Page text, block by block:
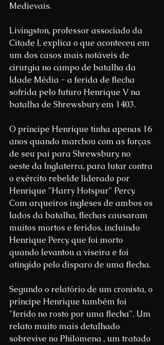
Medievais.
Livingston, professor associado da
Citade l, explica o que aconteceu em
um dos casos mais notáveis ​​de
cirurgia no campo de batalha da
Idade Média - a ferida de flecha
sofrida pelo futuro Henrique V na
batalha de Shrewsbury em 1403.
O príncipe Henrique tinha apenas 16
anos quando marchou com as forças
de seu pai para Shrewsbury, no
oeste da Inglaterra, para lutar contra
o exército rebelde liderado por
Henrique "Harry Hotspur" Percy.
Com arqueiros ingleses de ambos os
lados da batalha, flechas causaram
muitos mortos e feridos, incluindo
Henrique Percy, que foi morto
quando levantou a viseira e foi
atingido pelo disparo de uma flecha.
Segundo o relatório de um cronista, o
príncipe Henrique também foi
"ferido no rosto por uma flecha". Um
relato muito mais detalhado
sobrevive no Philomena , um tratado